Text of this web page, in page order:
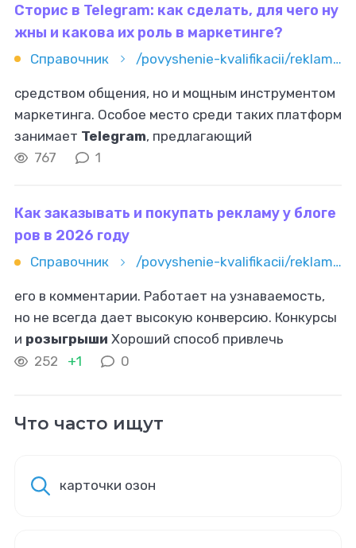
Сторис в Telegram: как сделать, для чего ну
жны и какова их роль в маркетинге?
Справочник /povyshenie-kvalifikacii/reklama-i-marketing/smm/storis-v-telegram-kak-sdelat-dlya-chego-nujny-i-kakova-ih-rol-v
средством общения, но и мощным инструментом
маркетинга. Особое место среди таких платформ
занимает Telegram, предлагающий
пользователям массу удобных и полезных
767 1
Как заказывать и покупать рекламу у блоге
ров в 2026 году
Справочник /povyshenie-kvalifikacii/reklama-i-marketing/influence-marketing/kak-zakazyvat-i-pokupat-reklamu-u-blogerov-v-2026-godu
его в комментарии. Работает на узнаваемость,
но не всегда дает высокую конверсию. Конкурсы
и розыгрыши Хороший способ привлечь
внимание и охватить новую аудиторию.
252 +1 0
Что часто ищут
карточки озон